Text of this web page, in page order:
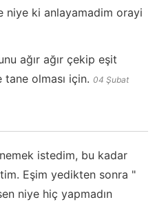
niye ki anlayamadim orayi
ağır ağır çekip eşit
olması için. 04 Şubat
istedim, bu kadar
Eşim yedikten sonra "
niye hiç yapmadın